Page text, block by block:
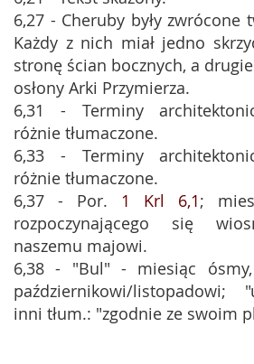
6,27 - Cheruby były zwrócone
Każdy z nich miał jedno
stronę ścian bocznych, a
osłony Arki Przymierza.
6,31 - Terminy
różnie tłumaczone.
6,33 - Terminy
różnie tłumaczone.
6,37 - Por. 1 Krl 6,1;
rozpoczynającego się
naszemu majowi.
6,38 - "Bul" - miesiąc ósmy,
październikowi/listopadowi;
inni tłum.: "zgodnie ze swoim